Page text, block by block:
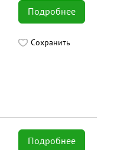
Подробнее
Сохранить
Подробнее